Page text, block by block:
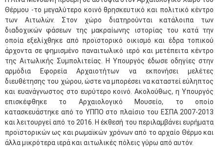
Θέρμου -το μεγαλύτερο κοινό θρησκευτικό και πολιτικό κέντρο
των Αιτωλών. Στον χώρο διατηρούνται κατάλοιπα των
διαδοχικών φάσεων της μακραίωνης ιστορίας του κατά την
οποία εξελίχθηκε από προϊστορικό οικισμό και έδρα τοπικού
άρχοντα σε φημισμένο παναιτωλικό ιερό και μετέπειτα κέντρο
της Αιτωλικής Συμπολιτείας. Η Υπουργός έδωσε οδηγίες στην
αρμόδια Εφορεία Αρχαιοτήτων να εκπονήσει μελέτες
διευθέτησης του χώρου, ώστε να μπορέσει να καταστεί εύληπτος
και ευανάγνωστος στο ευρύτερο κοινό. Ακολούθως, η Υπουργός
επισκέφθηκε το Αρχαιολογικό Μουσείο, το οποίο
κατασκευάστηκε από το ΥΠΠΟ στο πλαίσιο του ΕΣΠΑ 2007-2013
και λειτουργεί από το 2016. Η έκθεσή του περιλαμβάνει ευρήματα
προϊστορικών ως και ρωμαϊκών χρόνων από το αρχαίο Θέρμο και
άλλα μικρότερα ιερά και αιτωλικές πόλεις γύρω από αυτόν.